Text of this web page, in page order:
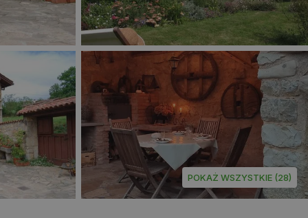
POKAŻ WSZYSTKIE (28)